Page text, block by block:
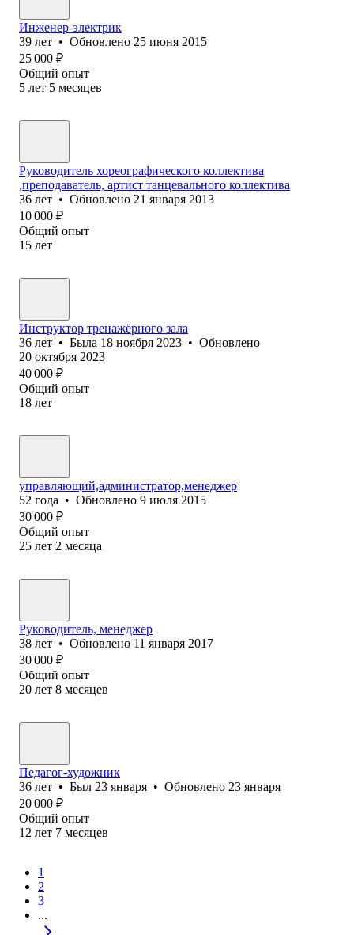
Инженер-электрик
39 лет • Обновлено 25 июня 2015
25 000 ₽
Общий опыт
5 лет 5 месяцев
Руководитель хореографического коллектива
,преподаватель, артист танцевального коллектива
36 лет • Обновлено 21 января 2013
10 000 ₽
Общий опыт
15 лет
Инструктор тренажёрного зала
36 лет • Была 18 ноября 2023 • Обновлено
20 октября 2023
40 000 ₽
Общий опыт
18 лет
управляющий,администратор,менеджер
52 года • Обновлено 9 июля 2015
30 000 ₽
Общий опыт
25 лет 2 месяца
Руководитель, менеджер
38 лет • Обновлено 11 января 2017
30 000 ₽
Общий опыт
20 лет 8 месяцев
Педагог-художник
36 лет • Был 23 января • Обновлено 23 января
20 000 ₽
Общий опыт
12 лет 7 месяцев
1
2
3
...